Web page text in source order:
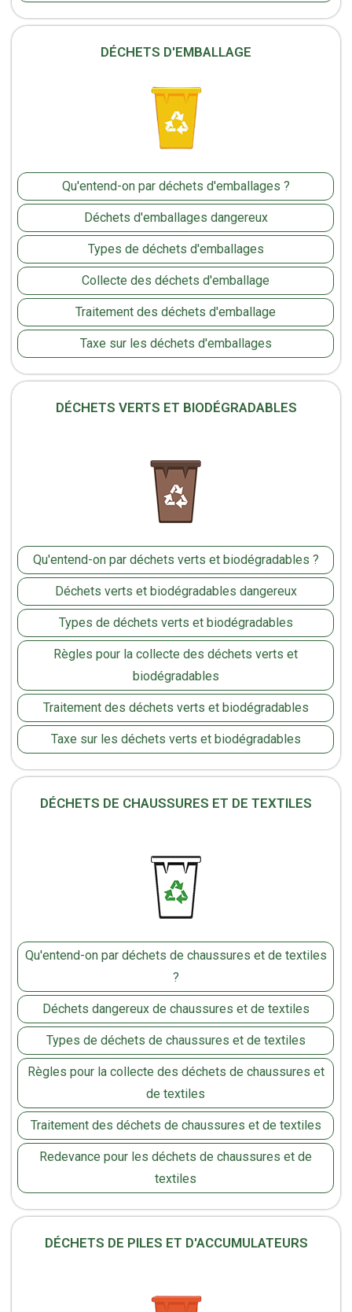
DÉCHETS D'EMBALLAGE
Qu'entend-on par déchets d'emballages ?
Déchets d'emballages dangereux
Types de déchets d'emballages
Collecte des déchets d'emballage
Traitement des déchets d'emballage
Taxe sur les déchets d'emballages
DÉCHETS VERTS ET BIODÉGRADABLES
Qu'entend-on par déchets verts et biodégradables ?
Déchets verts et biodégradables dangereux
Types de déchets verts et biodégradables
Règles pour la collecte des déchets verts et
biodégradables
Traitement des déchets verts et biodégradables
Taxe sur les déchets verts et biodégradables
DÉCHETS DE CHAUSSURES ET DE TEXTILES
Qu'entend-on par déchets de chaussures et de textiles
?
Déchets dangereux de chaussures et de textiles
Types de déchets de chaussures et de textiles
Règles pour la collecte des déchets de chaussures et
de textiles
Traitement des déchets de chaussures et de textiles
Redevance pour les déchets de chaussures et de
textiles
DÉCHETS DE PILES ET D'ACCUMULATEURS